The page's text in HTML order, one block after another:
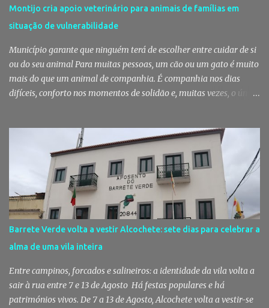
muito mais do que qualquer distinção internacional. O Mercado do
Livramento assinalou, no dia 31 de Julho, os 150 anos de existência
com uma cerimónia comemorativa na qual a Câmara Municipal
de Setúbal desta...
Montijo cria apoio veterinário para animais de famílias em
situação de vulnerabilidade
Município garante que ninguém terá de escolher entre cuidar de si
ou do seu animal Para muitas pessoas, um cão ou um gato é muito
mais do que um animal de companhia. É companhia nos dias
difíceis, conforto nos momentos de solidão e, muitas vezes, o único
garantir cuidados básicos de saúde aos animais pertencentes a
utentes do Centro de Acolhimento de Emergência Social,
reforçando simultaneamente a proteção animal e o apoio às
pessoas em situação de maior vulnerabilidade. Cuidados de saúde
a animais de companhia de utentes do CAES A Câmara Municipal
do Montijo aprovou, por unanimidade, na reunião de 22 de Julho,
a celebração de um protocolo de colaboração com a União
Mutualista Nossa Senhora da Conceição, destinado a assegurar
assistência veterinária básica aos animais de companhia dos
utentes do Centro de Acolhimento de Emergência Social (CAES 2.0).
Segundo a ...
Barrete Verde volta a vestir Alcochete: sete dias para celebrar a
alma de uma vila inteira
Entre campinos, forcados e salineiros: a identidade da vila volta a
sair à rua entre 7 e 13 de Agosto Há festas populares e há
patrimónios vivos. De 7 a 13 de Agosto, Alcochete volta a vestir-se